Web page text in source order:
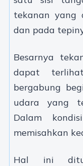
tekanan yang
dan pada
Besarnya
dapat
bergabung
udara yang
Dalam
memisahkan
Hal ini